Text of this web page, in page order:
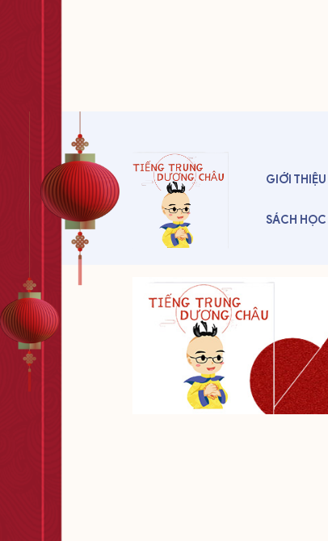
GIỚI THIỆU
SÁCH HỌC